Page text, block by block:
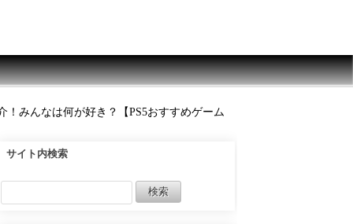
！みんなは何が好き？【PS5おすすめゲーム
サイト内検索